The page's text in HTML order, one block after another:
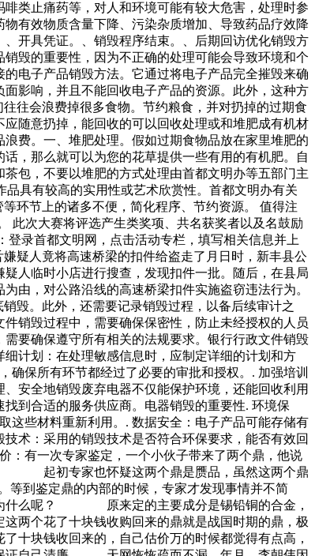
类止痛药等，对人和环境可能有较大危害，处理时参
有效物质含量下降、污染杂质增加、导致药品疗效降
开具凭证。、销毁程序结束。、后期回访优化销毁方
毁的重要性，因为不正确的处理可能会导致环境和个
电子产品销毁方法。它通过将电子产品完全摧毁来确
影响，并且不能回收电子产品的资源。此外，这种方
往会浪费掉很多食物。节约粮食，并对扔掉的过期食
随意扔掉，能回收的可以回收处理或和堆肥成有机材
费。一、堆肥处理。假如过期食物品放在家里堆肥的
，那么就可以为您的花草提供一些有用的有机肥。自
包，不要以堆肥的方式处理由首都文明办等五部门主
具有较高的实用性或艺术欣赏性。首都文明办有关
环节上的诸多不便，简化程序、节约资源。 值得注
此次大赛将评选产生类奖项、共名获奖者以及名鼓励
录首都文明网，点击活动专栏，填写相关信息并上
疑人竟将高速桥梁的扣件给盗走了月日时，新丰县公
人临时小店进行搜查，发现扣件一批。随后，在县局
由，对公路沿线的高速桥梁扣件实施盗窃违法行为。
毁。此外，还需要记录销毁过程，以备后续审计之
销毁过程中，需要确保保密性，防止未经授权的人员
要确保遵守所有相关的法规要求。银行行政文件销毁
计划：在处理敏感信息时，应制定详细的计划和方
保所有环节都经过了必要的审批和授权。. 加强培训
安全地销毁废弃电器不仅能保护环境，还能回收利用
到合适的服务供应商。电器销毁的重要性. 环境保
这些材料重新利用。. 数据安全：电子产品可能存储有
术：采用的销毁技术是否符合环保要求，能否有效回
：有一次专家鉴定，一个小伙子带来了两个鼎，他说
。 起初专家也怀疑这两个鼎是赝品，虽然这两个鼎
等到鉴定鼎的内部的时候，专家才发现事情并不简
是为什么呢？ 原来定的主要成分是锡铅铜的合金，
两个花了十块钱收购回来的鼎就是战国时期的鼎，极
块钱收回来的，自己估价万的时候都觉得有点高，